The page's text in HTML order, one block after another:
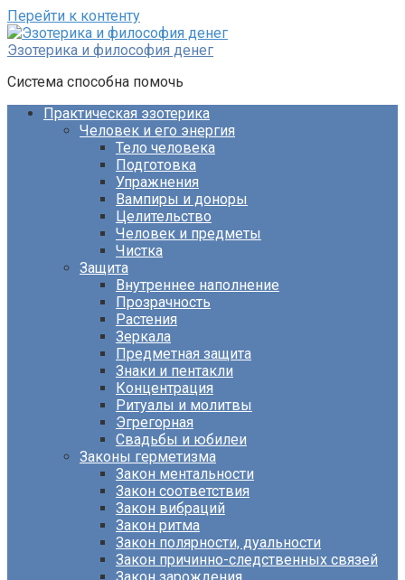
Перейти к контенту
Эзотерика и философия денег
Система способна помочь
Практическая эзотерика
Человек и его энергия
Тело человека
Подготовка
Упражнения
Вампиры и доноры
Целительство
Человек и предметы
Чистка
Защита
Внутреннее наполнение
Прозрачность
Растения
Зеркала
Предметная защита
Знаки и пентакли
Концентрация
Ритуалы и молитвы
Эгрегорная
Свадьбы и юбилеи
Законы герметизма
Закон ментальности
Закон соответствия
Закон вибраций
Закон ритма
Закон полярности, дуальности
Закон причинно-следственных связей